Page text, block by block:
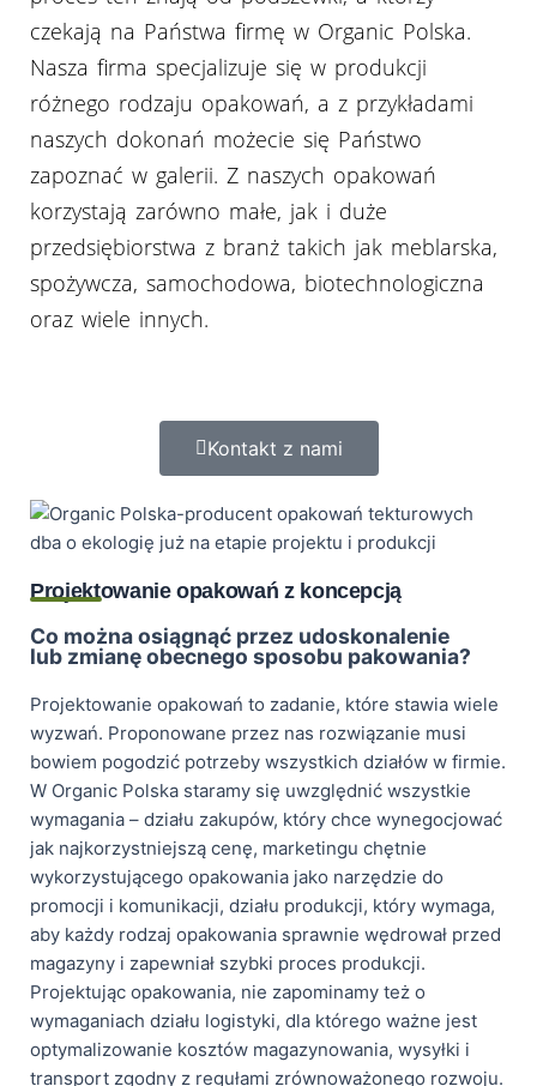
czekają na Państwa firmę w Organic Polska.
Nasza firma specjalizuje się w produkcji
różnego rodzaju opakowań, a z przykładami
naszych dokonań możecie się Państwo
zapoznać w galerii. Z naszych opakowań
korzystają zarówno małe, jak i duże
przedsiębiorstwa z branż takich jak meblarska,
spożywcza, samochodowa, biotechnologiczna
oraz wiele innych.
Kontakt z nami
Projektowanie opakowań z koncepcją
Co można osiągnąć przez udoskonalenie
lub zmianę obecnego sposobu pakowania?
Projektowanie opakowań to zadanie, które stawia wiele
wyzwań. Proponowane przez nas rozwiązanie musi
bowiem pogodzić potrzeby wszystkich działów w firmie.
W Organic Polska staramy się uwzględnić wszystkie
wymagania – działu zakupów, który chce wynegocjować
jak najkorzystniejszą cenę, marketingu chętnie
wykorzystującego opakowania jako narzędzie do
promocji i komunikacji, działu produkcji, który wymaga,
aby każdy rodzaj opakowania sprawnie wędrował przed
magazyny i zapewniał szybki proces produkcji.
Projektując opakowania, nie zapominamy też o
wymaganiach działu logistyki, dla którego ważne jest
optymalizowanie kosztów magazynowania, wysyłki i
transport zgodny z regułami zrównoważonego rozwoju.